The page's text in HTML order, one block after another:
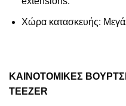
Χώρα κατασκευής:
ΚΑΙΝΟΤΟΜΙΚΕΣ
TEEZER